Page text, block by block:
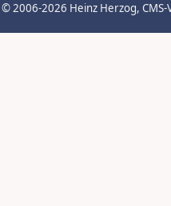
© 2006-2026 Heinz Herzog,